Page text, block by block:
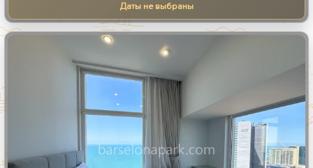
Даты не выбраны
13